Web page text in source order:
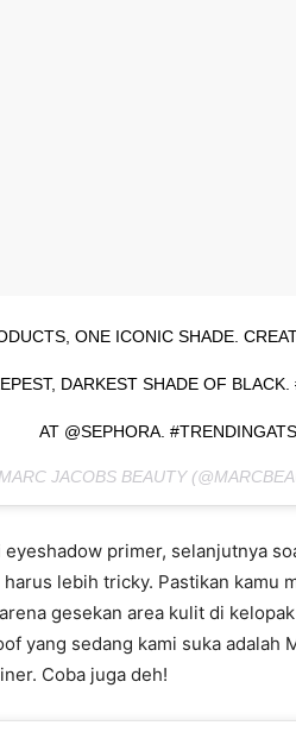
ONE ICONIC SHADE.
DARKEST SHADE OF BLACK.
AT @SEPHORA.
JACOBS BEAUTY
eyeshadow primer, selanjutnya
lebih tricky. Pastikan kamu
gesekan area kulit di
yang sedang kami suka adalah
Coba juga deh!